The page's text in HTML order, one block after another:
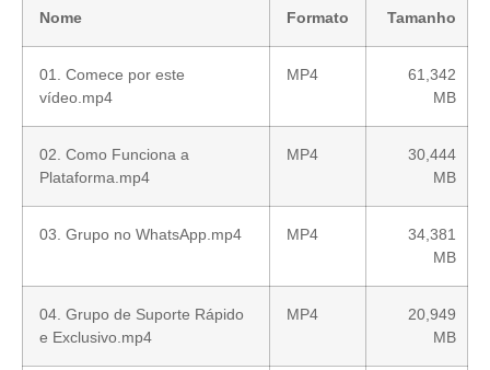
Nome Formato Tamanho
01. Comece por este
vídeo.mp4
MP4
61,342
MB
02. Como Funciona a
Plataforma.mp4
MP4
30,444
MB
03. Grupo no WhatsApp.mp4 MP4
34,381
MB
04. Grupo de Suporte Rápido
e Exclusivo.mp4
MP4
20,949
MB